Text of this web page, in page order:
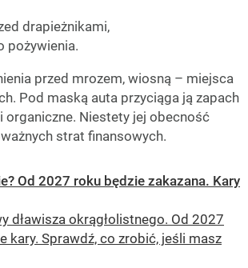
drapieżnikami,
pożywienia.
przed mrozem, wiosną – miejsca
Pod maską auta przyciąga ją zapach
organiczne. Niestety jej obecność
strat finansowych.
Od 2027 roku będzie zakazana. Kary
dławisza okrągłolistnego. Od 2027
kary. Sprawdź, co zrobić, jeśli masz